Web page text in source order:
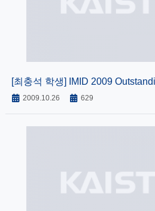
[최충석 학생] IMID 2009
2009.10.26 629